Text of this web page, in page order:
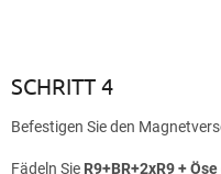
SCHRITT 4
Befestigen Sie den
Fädeln Sie R9+BR+2xR9 +